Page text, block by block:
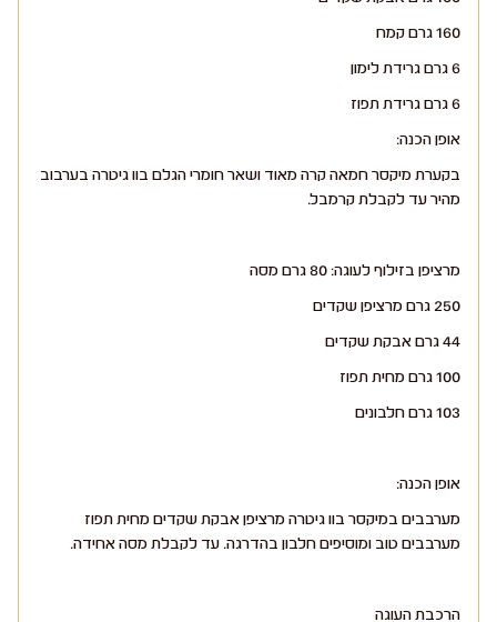
160 גרם קמח
6 גרם גרידת לימון
6 גרם גרידת תפוז
אופן הכנה:
בקערת מיקסר חמאה קרה מאוד ושאר חומרי הגלם בוו גיטרה בערבוב
מהיר עד לקבלת קרמבל.
מרציפן בזילוף לעוגה: 80 גרם מסה
250 גרם מרציפן שקדים
44 גרם אבקת שקדים
100 גרם מחית תפוז
103 גרם חלבונים
אופן הכנה:
מערבבים במיקסר בוו גיטרה מרציפן אבקת שקדים מחית תפוז
מערבבים טוב ומוסיפים חלבון בהדרגה. עד לקבלת מסה אחידה.
הרכבת העוגה